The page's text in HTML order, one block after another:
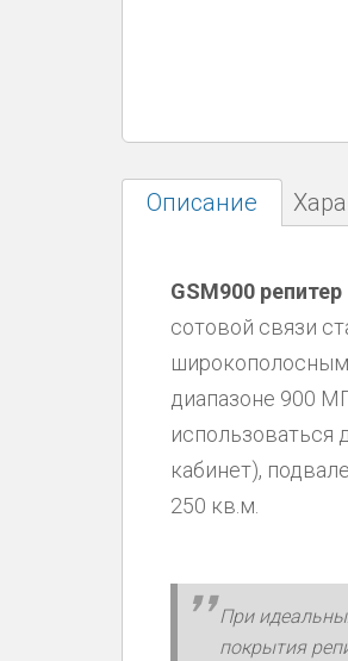
Описание
GSM900
сотовой связи
диапазоне 900
использоваться
кабинет),
250 кв.м.
При
покрытия